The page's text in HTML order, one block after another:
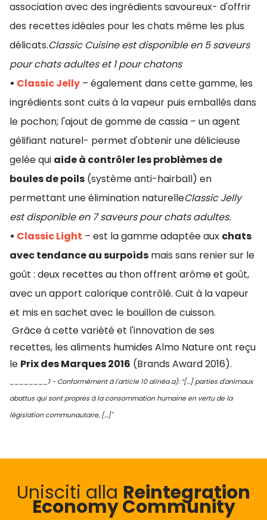
association avec des ingrédients savoureux- d'offrir
des recettes idéales pour les chats même les plus
délicats.Classic Cuisine est disponible en 5 saveurs
pour chats adultes et 1 pour chatons
• Classic Jelly – également dans cette gamme, les
ingrédients sont cuits à la vapeur puis emballés dans
le pochon; l'ajout de gomme de cassia – un agent
gélifiant naturel- permet d'obtenir une délicieuse
gelée qui aide à contrôler les problèmes de
boules de poils (système anti-hairball) en
permettant une élimination naturelleClassic Jelly
est disponible en 7 saveurs pour chats adultes.
• Classic Light – est la gamme adaptée aux chats
avec tendance au surpoids mais sans renier sur le
goût : deux recettes au thon offrent arôme et goût,
avec un apport calorique contrôlé. Cuit à la vapeur
et mis en sachet avec le bouillon de cuisson.
Grâce à cette variété et l'innovation de ses
recettes, les aliments humides Almo Nature ont reçu
le Prix des Marques 2016 (Brands Award 2016).
________1 - Conformément à l'article 10 alinéa a): “[…] parties d'animaux
abattus qui sont propres à la consommation humaine en vertu de la
législation communautaire, […]"
Unisciti alla Reintegration
Economy Community